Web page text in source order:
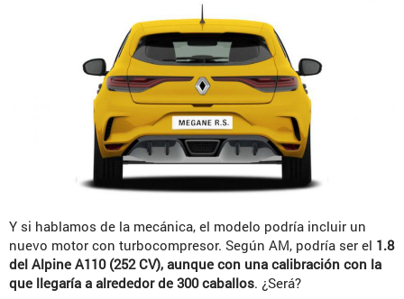
Y si hablamos de la mecánica, el modelo podría incluir un
nuevo motor con turbocompresor. Según AM, podría ser el 1.8
del Alpine A110 (252 CV), aunque con una calibración con la
que llegaría a alrededor de 300 caballos. ¿Será?